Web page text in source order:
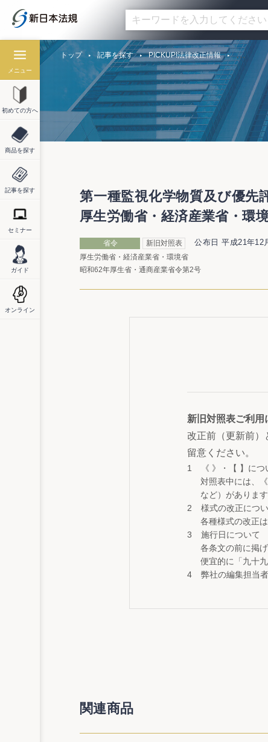
メニュー
初めての方へ
商品を探す
記事を探す
セミナー
ガイド
オンライン
トップ 記事を探す PICKUP!法律改正情報
第一種監視化学物質及び優先
厚生労働省・経済産業省・環
省令 新旧対照表 公布日 平成21年12
厚生労働省・経済産業省・環境省
昭和62年厚生省・通商産業省令第2号
新旧対照表ご利用
改正前（更新前）
留意ください。
《 》・【 】につ
対照表中には、
など）がありま
様式の改正につ
各種様式の改正
施行日について
各条文の前に掲
便宜的に「九十
弊社の編集担当
関連商品